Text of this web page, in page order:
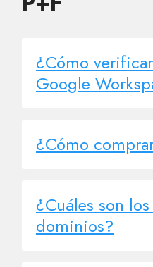
¿Cómo
Google
¿Cómo
¿Cuáles son
dominios?